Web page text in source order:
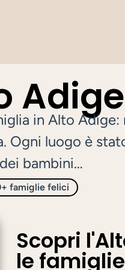
in Alto
Ogni luogo è
bambini…
famiglie felici
Scopri
le